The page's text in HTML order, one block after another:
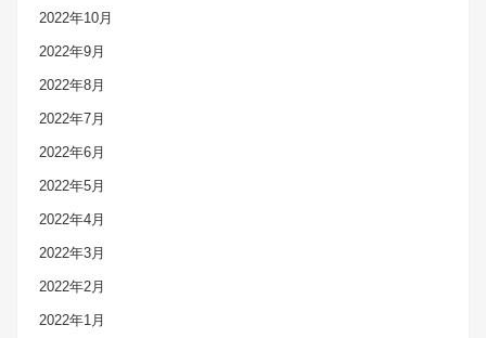
2022年10月
2022年9月
2022年8月
2022年7月
2022年6月
2022年5月
2022年4月
2022年3月
2022年2月
2022年1月